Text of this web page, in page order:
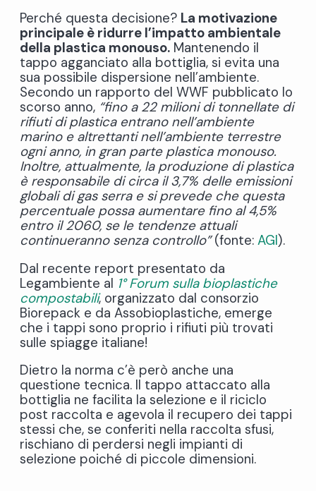
Perché questa decisione? La motivazione
principale è ridurre l’impatto ambientale
della plastica monouso. Mantenendo il
tappo agganciato alla bottiglia, si evita una
sua possibile dispersione nell’ambiente.
Secondo un rapporto del WWF pubblicato lo
scorso anno, “fino a 22 milioni di tonnellate di
rifiuti di plastica entrano nell’ambiente
marino e altrettanti nell’ambiente terrestre
ogni anno, in gran parte plastica monouso.
Inoltre, attualmente, la produzione di plastica
è responsabile di circa il 3,7% delle emissioni
globali di gas serra e si prevede che questa
percentuale possa aumentare fino al 4,5%
entro il 2060, se le tendenze attuali
continueranno senza controllo”(fonte: AGI).
Dal recente report presentato da
Legambiente al 1° Forum sulla bioplastiche
compostabili, organizzato dal consorzio
Biorepack e da Assobioplastiche, emerge
che i tappi sono proprio i rifiuti più trovati
sulle spiagge italiane!
Dietro la norma c’è però anche una
questione tecnica. Il tappo attaccato alla
bottiglia ne facilita la selezione e il riciclo
post raccolta e agevola il recupero dei tappi
stessi che, se conferiti nella raccolta sfusi,
rischiano di perdersi negli impianti di
selezione poiché di piccole dimensioni.